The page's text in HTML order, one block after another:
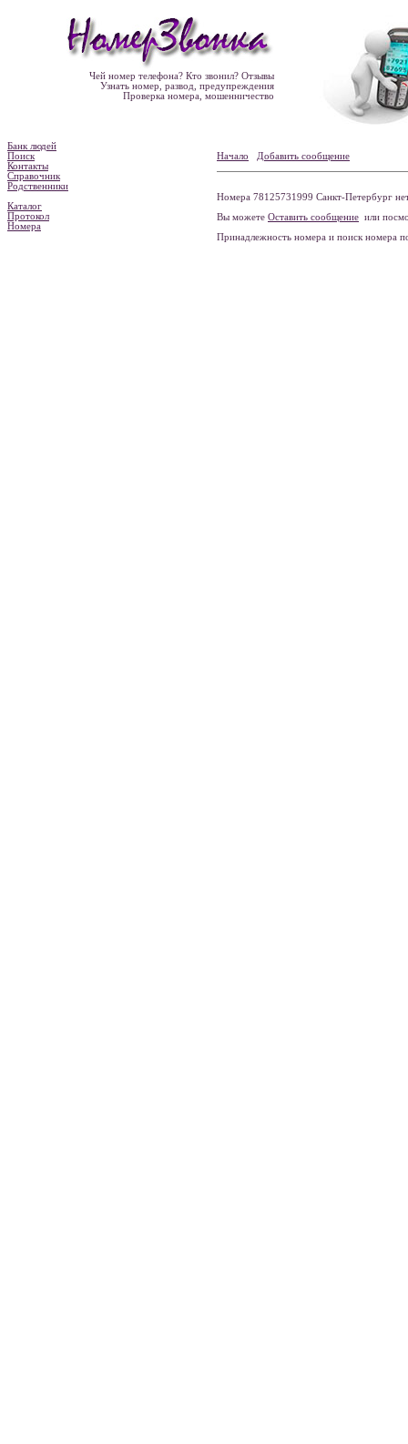
Чей номер телефона? Кто звонил? Отзывы
Узнать номер, развод, предупреждения
Проверка номера, мошенничество
Банк людей
Поиск
Контакты
Справочник
Родственники
Каталог
Протокол
Номера
Начало Добавить сообщение
Номера 78125731999 Санкт-Петербург
Вы можете Оставить сообщение или
Принадлежность номера и поиск номера